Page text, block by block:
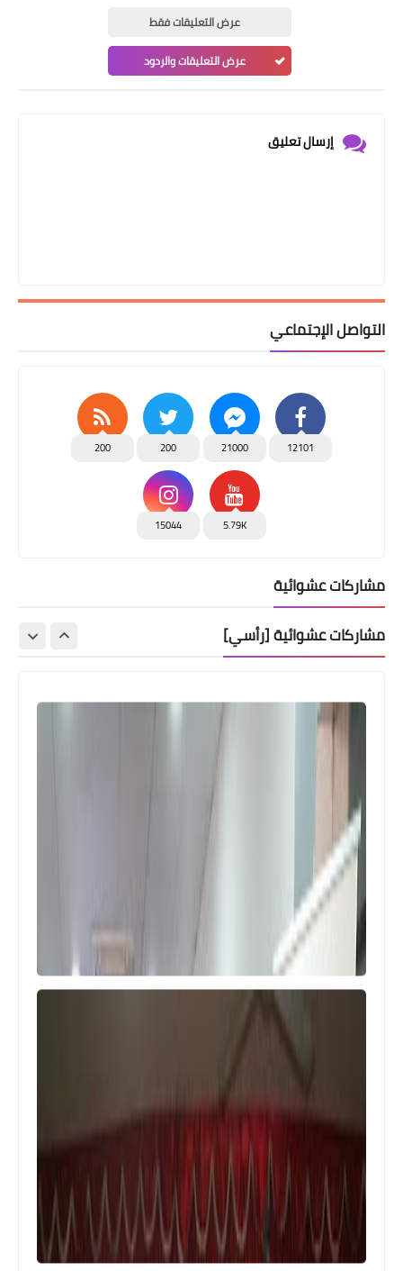
عرض التعليقات فقط
عرض التعليقات والردود
إرسال تعليق
التواصل الإجتماعي
12101
21000
200
200
5.79K
15044
مشاركات عشوائية
مشاركات عشوائية [رأسي]